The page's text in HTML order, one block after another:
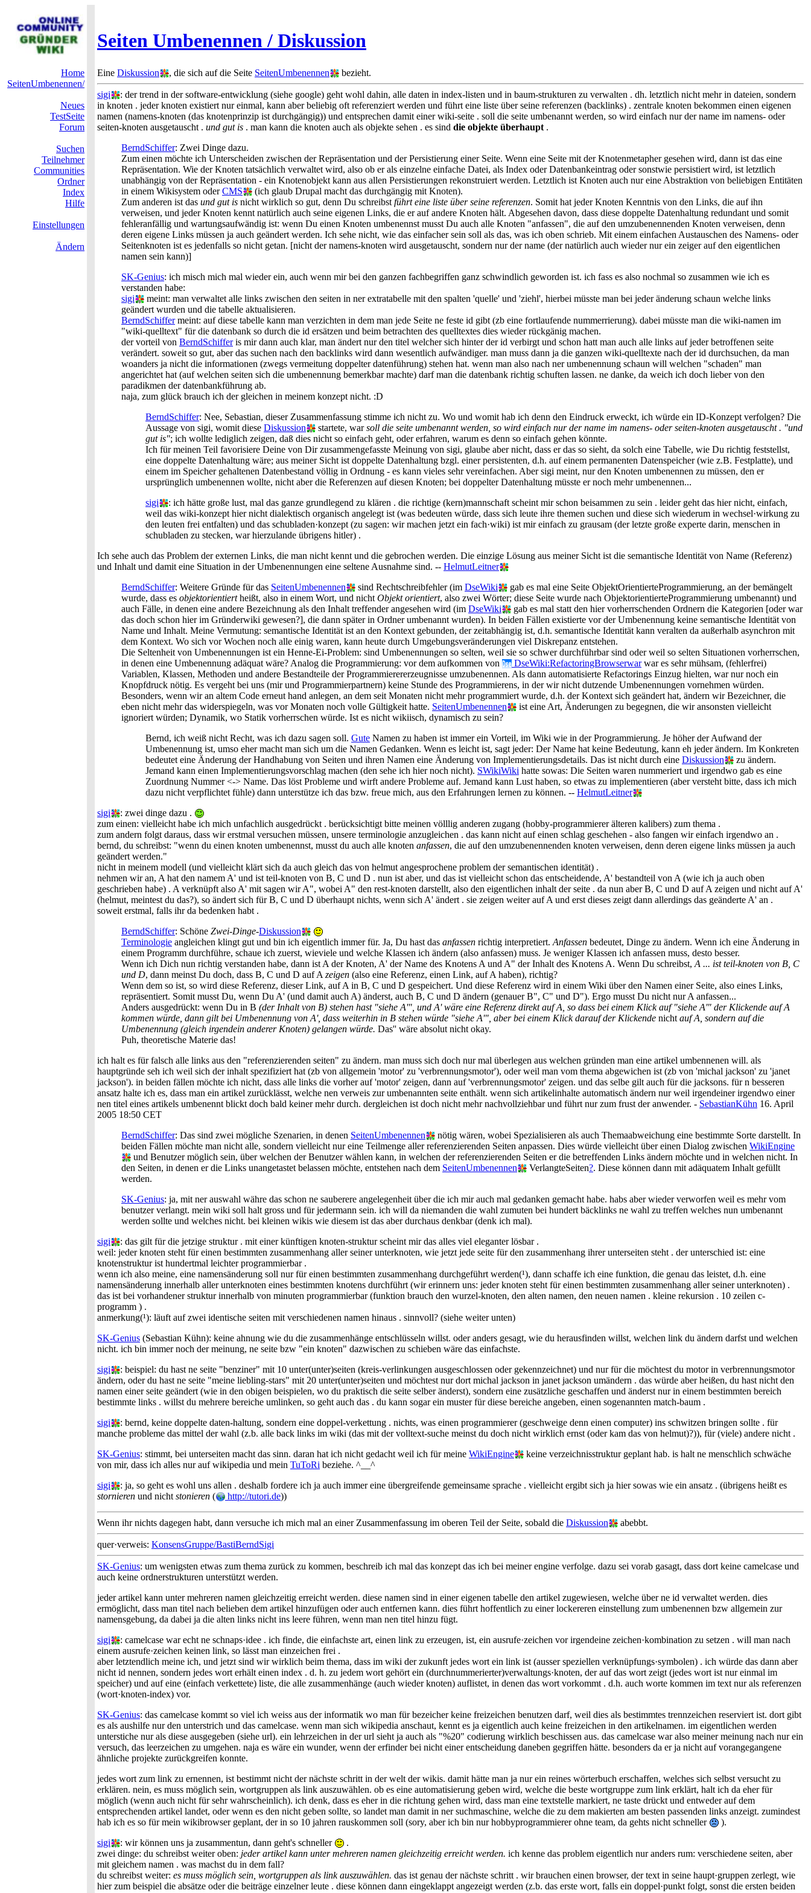
Seiten Umbenennen / Diskussion
Home
SeitenUmbenennen/
Neues
TestSeite
Forum
Suchen
Teilnehmer
Communities
Ordner
Index
Hilfe
Einstellungen
Ändern
Eine Diskussion , die sich auf die Seite SeitenUmbenennen bezieht.
sigi
: der trend in der software-entwicklung (siehe google) geht wohl dahin, alle daten in index-listen und in baum-strukturen zu verwalten . dh. letztlich nicht mehr in dateien, sondern
in knoten . jeder knoten existiert nur einmal, kann aber beliebig oft referenziert werden und führt eine liste über seine referenzen (backlinks) . zentrale knoten bekommen einen eigenen
namen (namens-knoten (das knotenprinzip ist durchgängig)) und entsprechen damit einer wiki-seite . soll die seite umbenannt werden, so wird einfach nur der name im namens- oder
seiten-knoten ausgetauscht . und gut is . man kann die knoten auch als objekte sehen . es sind die objekte überhaupt .
BerndSchiffer: Zwei Dinge dazu.
Zum einen möchte ich Unterscheiden zwischen der Repräsentation und der Persistierung einer Seite. Wenn eine Seite mit der Knotenmetapher gesehen wird, dann ist das eine
Repräsentation. Wie der Knoten tatsächlich verwaltet wird, also ob er als einzelne einfache Datei, als Index oder Datenbankeintrag oder sonstwie persistiert wird, ist letztlich
unabhängig von der Repräsentation - ein Knotenobjekt kann aus allen Persistierungen rekonstruiert werden. Letztlich ist Knoten auch nur eine Abstraktion von beliebigen Entitäten
in einem Wikisystem oderCMS
(ich glaub Drupal macht das durchgängig mit Knoten).
Zum anderen ist das und gut is nicht wirklich so gut, denn Du schreibst führt eine liste über seine referenzen. Somit hat jeder Knoten Kenntnis von den Links, die auf ihn
verweisen, und jeder Knoten kennt natürlich auch seine eigenen Links, die er auf andere Knoten hält. Abgesehen davon, dass diese doppelte Datenhaltung redundant und somit
fehleranfällig und wartungsaufwändig ist: wenn Du einen Knoten umbenennst musst Du auch alle Knoten "anfassen", die auf den umzubenennenden Knoten verweisen, denn
deren eigene Links müssen ja auch geändert werden. Ich sehe nicht, wie das einfacher sein soll als das, was ich oben schrieb. Mit einem einfachen Austauschen des Namens- oder
Seitenknoten ist es jedenfalls so nicht getan. [nicht der namens-knoten wird ausgetauscht, sondern nur der name (der natürlich auch wieder nur ein zeiger auf den eigentlichen
namen sein kann)]
SK-Genius: ich misch mich mal wieder ein, auch wenn mir bei den ganzen fachbegriffen ganz schwindlich geworden ist. ich fass es also nochmal so zusammen wie ich es
verstanden habe:
sigi
meint: man verwaltet alle links zwischen den seiten in ner extratabelle mit den spalten 'quelle' und 'ziehl', hierbei müsste man bei jeder änderung schaun welche links
geändert wurden und die tabelle aktualisieren.
BerndSchiffermeint: auf diese tabelle kann man verzichten in dem man jede Seite ne feste id gibt (zb eine fortlaufende nummerrierung). dabei müsste man die wiki-namen im
"wiki-quelltext" für die datenbank so durch die id ersätzen und beim betrachten des quelltextes dies wieder rückgänig machen.
der vorteil von BerndSchifferis mir dann auch klar, man ändert nur den titel welcher sich hinter der id verbirgt und schon hatt man auch alle links auf jeder betroffenen seite
verändert. soweit so gut, aber das suchen nach den backlinks wird dann wesentlich aufwändiger. man muss dann ja die ganzen wiki-quelltexte nach der id durchsuchen, da man
woanders ja nicht die informationen (zwegs vermeitung doppelter datenführung) stehen hat. wenn man also nach ner umbenennung schaun will welchen "schaden" man
angerichtet hat (auf welchen seiten sich die umbenennung bemerkbar machte) darf man die datenbank richtig schuften lassen. ne danke, da weich ich doch lieber von den
paradikmen der datenbankführung ab.
naja, zum glück brauch ich der gleichen in meinem konzept nicht. :D
BerndSchiffer: Nee, Sebastian, dieser Zusammenfassung stimme ich nicht zu. Wo und womit hab ich denn den Eindruck erweckt, ich würde ein ID-Konzept verfolgen? Die
Aussage von sigi, womit diese Diskussion startete, warsoll die seite umbenannt werden, so wird einfach nur der name im namens- oder seiten-knoten ausgetauscht . "und
gut is"; ich wollte lediglich zeigen, daß dies nicht so einfach geht, oder erfahren, warum es denn so einfach gehen könnte.
Ich für meinen Teil favorisiere Deine von Dir zusammengefasste Meinung von sigi, glaube aber nicht, dass er das so sieht, da solch eine Tabelle, wie Du richtig feststellst,
eine doppelte Datenhaltung wäre; aus meiner Sicht ist doppelte Datenhaltung bzgl. einer persistenten, d.h. auf einem permanenten Datenspeicher (wie z.B. Festplatte), und
einem im Speicher gehaltenen Datenbestand völlig in Ordnung - es kann vieles sehr vereinfachen. Aber sigi meint, nur den Knoten umbenennen zu müssen, den er
ursprünglich umbenennen wollte, nicht aber die Referenzen auf diesen Knoten; bei doppelter Datenhaltung müsste er noch mehr umbenennen...
sigi
: ich hätte große lust, mal das ganze grundlegend zu klären . die richtige (kern)mannschaft scheint mir schon beisammen zu sein . leider geht das hier nicht, einfach,
weil das wiki-konzept hier nicht dialektisch organisch angelegt ist (was bedeuten würde, dass sich leute ihre themen suchen und diese sich wiederum in wechsel·wirkung zu
den leuten frei entfalten) und das schubladen·konzept (zu sagen: wir machen jetzt ein fach·wiki) ist mir einfach zu grausam (der letzte große experte darin, menschen in
schubladen zu stecken, war hierzulande übrigens hitler) .
Ich sehe auch das Problem der externen Links, die man nicht kennt und die gebrochen werden. Die einzige Lösung aus meiner Sicht ist die semantische Identität von Name (Referenz)
und Inhalt und damit eine Situation in der Umbenennungen eine seltene Ausnahme sind. -- HelmutLeitner
BerndSchiffer: Weitere Gründe für das SeitenUmbenennen sind Rechtschreibfehler (im DseWiki
gab es mal eine Seite ObjektOrientierteProgrammierung, an der bemängelt
wurde, dass es objektorientiertheißt, also in einem Wort, und nicht Objekt orientiert, also zwei Wörter; diese Seite wurde nach ObjektorientierteProgrammierung umbenannt) und
auch Fälle, in denen eine andere Bezeichnung als den Inhalt treffender angesehen wird (im DseWiki
gab es mal statt den hier vorherrschenden Ordnern die Kategorien [oder war
das doch schon hier im Gründerwiki gewesen?], die dann später in Ordner umbenannt wurden). In beiden Fällen existierte vor der Umbenennung keine semantische Identität von
Name und Inhalt. Meine Vermutung: semantische Identität ist an den Kontext gebunden, der zeitabhängig ist, d.h. semantische Identität kann veralten da außerhalb asynchron mit
dem Kontext. Wo sich vor Wochen noch alle einig waren, kann heute durch Umgebungsveränderungen viel Diskrepanz entstehen.
Die Seltenheit von Umbenennungen ist ein Henne-Ei-Problem: sind Umbenennungen so selten, weil sie so schwer durchführbar sind oder weil so selten Situationen vorherrschen,
in denen eine Umbenennung adäquat wäre? Analog die Programmierung: vor dem aufkommen von
DseWiki:RefactoringBrowserwarwar es sehr mühsam, (fehlerfrei)
Variablen, Klassen, Methoden und andere Bestandteile der Programmierererzeugnisse umzubenennen. Als dann automatisierte Refactorings Einzug hielten, war nur noch ein
Knopfdruck nötig. Es vergeht bei uns (mir und Programmierpartnern) keine Stunde des Programmierens, in der wir nicht dutzende Umbenennungen vornehmen würden.
Besonders, wenn wir an altem Code erneut hand anlegen, an dem seit Monaten nicht mehr programmiert wurde, d.h. der Kontext sich geändert hat, ändern wir Bezeichner, die
eben nicht mehr das widerspiegeln, was vor Monaten noch volle Gültigkeit hatte. SeitenUmbenennen
ist eine Art, Änderungen zu begegnen, die wir ansonsten vielleicht
ignoriert würden; Dynamik, wo Statik vorherrschen würde. Ist es nicht wikiisch, dynamisch zu sein?
Bernd, ich weiß nicht Recht, was ich dazu sagen soll. Gute Namen zu haben ist immer ein Vorteil, im Wiki wie in der Programmierung. Je höher der Aufwand der
Umbenennung ist, umso eher macht man sich um die Namen Gedanken. Wenn es leicht ist, sagt jeder: Der Name hat keine Bedeutung, kann eh jeder ändern. Im Konkreten
bedeutet eine Änderung der Handhabung von Seiten und ihren Namen eine Änderung von Implementierungsdetails. Das ist nicht durch eine Diskussion
zu ändern.
Jemand kann einen Implementierungsvorschlag machen (den sehe ich hier noch nicht). SWikiWiki hatte sowas: Die Seiten waren nummeriert und irgendwo gab es eine
Zuordnung Nummer <-> Name. Das löst Probleme und wirft andere Probleme auf. Jemand kann Lust haben, so etwas zu implementieren (aber versteht bitte, dass ich mich
dazu nicht verpflichtet fühle) dann unterstütze ich das bzw. freue mich, aus den Erfahrungen lernen zu können. -- HelmutLeitner
sigi
: zwei dinge dazu .
zum einen: vielleicht habe ich mich unfachlich ausgedrückt . berücksichtigt bitte meinen völllig anderen zugang (hobby-programmierer älteren kalibers) zum thema .
zum andern folgt daraus, dass wir erstmal versuchen müssen, unsere terminologie anzugleichen . das kann nicht auf einen schlag geschehen - also fangen wir einfach irgendwo an .
bernd, du schreibst: "wenn du einen knoten umbenennst, musst du auch alle knoten anfassen, die auf den umzubenennenden knoten verweisen, denn deren eigene links müssen ja auch
geändert werden."
nicht in meinem modell (und vielleicht klärt sich da auch gleich das von helmut angesprochene problem der semantischen identität) .
nehmen wir an, A hat den namem A' und ist teil-knoten von B, C und D . nun ist aber, und das ist vielleicht schon das entscheidende, A' bestandteil von A (wie ich ja auch oben
geschrieben habe) . A verknüpft also A' mit sagen wir A", wobei A" den rest-knoten darstellt, also den eigentlichen inhalt der seite . da nun aber B, C und D auf A zeigen und nicht auf A'
(helmut, meintest du das?), so ändert sich für B, C und D überhaupt nichts, wenn sich A' ändert . sie zeigen weiter auf A und erst dieses zeigt dann allerdings das geänderte A' an .
soweit erstmal, falls ihr da bedenken habt .
BerndSchiffer: Schöne Zwei-Dinge-Diskussion
Terminologie angleichen klingt gut und bin ich eigentlich immer für. Ja, Du hast das anfassen richtig interpretiert. Anfassen bedeutet, Dinge zu ändern. Wenn ich eine Änderung in
einem Programm durchführe, schaue ich zuerst, wieviele und welche Klassen ich ändern (also anfassen) muss. Je weniger Klassen ich anfassen muss, desto besser.
Wenn ich Dich nun richtig verstanden habe, dann ist A der Knoten, A' der Name des Knotens A und A" der Inhalt des Knotens A. Wenn Du schreibst, A ... ist teil-knoten von B, C
und D, dann meinst Du doch, dass B, C und D auf A zeigen (also eine Referenz, einen Link, auf A haben), richtig?
Wenn dem so ist, so wird diese Referenz, dieser Link, auf A in B, C und D gespeichert. Und diese Referenz wird in einem Wiki über den Namen einer Seite, also eines Links,
repräsentiert. Somit musst Du, wenn Du A' (und damit auch A) änderst, auch B, C und D ändern (genauer B", C" und D"). Ergo musst Du nicht nur A anfassen...
Anders ausgedrückt: wenn Du in B (der Inhalt von B) stehen hast "siehe A'", und A' wäre eine Referenz direkt auf A, so dass bei einem Klick auf "siehe A'" der Klickende auf A
kommen würde, dann gilt bei Umbenennung von A', dass weiterhin in B stehen würde "siehe A'", aber bei einem Klick darauf der Klickende nicht auf A, sondern auf die
Umbenennung (gleich irgendein anderer Knoten) gelangen würde. Das'' wäre absolut nicht okay.
Puh, theoretische Materie das!
ich halt es für falsch alle links aus den "referenzierenden seiten" zu ändern. man muss sich doch nur mal überlegen aus welchen gründen man eine artikel umbennenen will. als
hauptgründe seh ich weil sich der inhalt spezifiziert hat (zb von allgemein 'motor' zu 'verbrennungsmotor'), oder weil man vom thema abgewichen ist (zb von 'michal jackson' zu 'janet
jackson'). in beiden fällen möchte ich nicht, dass alle links die vorher auf 'motor' zeigen, dann auf 'verbrennungsmotor' zeigen. und das selbe gilt auch für die jacksons. für n besseren
ansatz halte ich es, dass man ein artikel zurücklässt, welche nen verweis zur umbenannten seite enthält. wenn sich artikelinhalte automatisch ändern nur weil irgendeiner irgendwo einer
nen titel eines artikels umbenennt blickt doch bald keiner mehr durch. dergleichen ist doch nicht mehr nachvollziehbar und führt nur zum frust der anwender. - SebastianKühn 16. April
2005 18:50 CET
BerndSchiffer: Das sind zwei mögliche Szenarien, in denen SeitenUmbenennen
nötig wären, wobei Spezialisieren als auch Themaabweichung eine bestimmte Sorte darstellt. In
beiden Fällen möchte man nicht alle, sondern vielleicht nur eine Teilmenge aller referenzierenden Seiten anpassen. Dies würde vielleicht über einen Dialog zwischen WikiEngine
und Benutzer möglich sein, über welchen der Benutzer wählen kann, in welchen der referenzierenden Seiten er die betreffenden Links ändern möchte und in welchen nicht. In
den Seiten, in denen er die Links unangetastet belassen möchte, entstehen nach dem SeitenUmbenennen VerlangteSeiten?. Diese können dann mit adäquatem Inhalt gefüllt
werden.
SK-Genius: ja, mit ner auswahl währe das schon ne sauberere angelegenheit über die ich mir auch mal gedanken gemacht habe. habs aber wieder verworfen weil es mehr vom
benutzer verlangt. mein wiki soll halt gross und für jedermann sein. ich will da niemanden die wahl zumuten bei hundert bäcklinks ne wahl zu treffen welches nun umbenannt
werden sollte und welches nicht. bei kleinen wikis wie diesem ist das aber durchaus denkbar (denk ich mal).
sigi
: das gilt für die jetzige struktur . mit einer künftigen knoten-struktur scheint mir das alles viel eleganter lösbar .
weil: jeder knoten steht für einen bestimmten zusammenhang aller seiner unterknoten, wie jetzt jede seite für den zusammenhang ihrer unterseiten steht . der unterschied ist: eine
knotenstruktur ist hundertmal leichter programmierbar .
wenn ich also meine, eine namensänderung soll nur für einen bestimmten zusammenhang durchgeführt werden(¹), dann schaffe ich eine funktion, die genau das leistet, d.h. eine
namensänderung innerhalb aller unterknoten eines bestimmten knotens durchführt (wir erinnern uns: jeder knoten steht für einen bestimmten zusammenhang aller seiner unterknoten) .
das ist bei vorhandener struktur innerhalb von minuten programmierbar (funktion brauch den wurzel-knoten, den alten namen, den neuen namen . kleine rekursion . 10 zeilen c-
programm ) .
anmerkung(¹): läuft auf zwei identische seiten mit verschiedenen namen hinaus . sinnvoll? (siehe weiter unten)
SK-Genius (Sebastian Kühn): keine ahnung wie du die zusammenhänge entschlüsseln willst. oder anders gesagt, wie du herausfinden willst, welchen link du ändern darfst und welchen
nicht. ich bin immer noch der meinung, ne seite bzw "ein knoten" dazwischen zu schieben wäre das einfachste.
sigi
: beispiel: du hast ne seite "benziner" mit 10 unter(unter)seiten (kreis-verlinkungen ausgeschlossen oder gekennzeichnet) und nur für die möchtest du motor in verbrennungsmotor
ändern, oder du hast ne seite "meine liebling-stars" mit 20 unter(unter)seiten und möchtest nur dort michal jackson in janet jackson umändern . das würde aber heißen, du hast nicht den
namen einer seite geändert (wie in den obigen beispielen, wo du praktisch die seite selber änderst), sondern eine zusätzliche geschaffen und änderst nur in einem bestimmten bereich
bestimmte links . willst du mehrere bereiche umlinken, so geht auch das . du kann sogar ein muster für diese bereiche angeben, einen sogenannten match-baum .
sigi
: bernd, keine doppelte daten-haltung, sondern eine doppel-verkettung . nichts, was einen programmierer (geschweige denn einen computer) ins schwitzen bringen sollte . für
manche probleme das mittel der wahl (z.b. alle back links im wiki (das mit der volltext-suche meinst du doch nicht wirklich ernst (oder kam das von helmut)?)), für (viele) andere nicht .
SK-Genius: stimmt, bei unterseiten macht das sinn. daran hat ich nicht gedacht weil ich für meine WikiEngine
keine verzeichnisstruktur geplant hab. is halt ne menschlich schwäche
von mir, dass ich alles nur auf wikipedia und mein TuToRi beziehe. ^__^
sigi
: ja, so geht es wohl uns allen . deshalb fordere ich ja auch immer eine übergreifende gemeinsame sprache . vielleicht ergibt sich ja hier sowas wie ein ansatz . (übrigens heißt es
stornieren und nicht stonieren ( http://tutori.de))
Wenn ihr nichts dagegen habt, dann versuche ich mich mal an einer Zusammenfassung im oberen Teil der Seite, sobald die Diskussion abebbt.
quer·verweis: KonsensGruppe/BastiBerndSigi
SK-Genius: um wenigsten etwas zum thema zurück zu kommen, beschreib ich mal das konzept das ich bei meiner engine verfolge. dazu sei vorab gasagt, dass dort keine camelcase und
auch keine ordnerstrukturen unterstützt werden.
jeder artikel kann unter mehreren namen gleichzeitig erreicht werden. diese namen sind in einer eigenen tabelle den artikel zugewiesen, welche über ne id verwaltet werden. dies
ermöglicht, dass man titel nach belieben dem artikel hinzufügen oder auch entfernen kann. dies führt hoffentlich zu einer lockereren einstellung zum umbenennen bzw allgemein zur
namensgebung, da dabei ja die alten links nicht ins leere führen, wenn man nen titel hinzu fügt.
sigi
: camelcase war echt ne schnaps·idee . ich finde, die einfachste art, einen link zu erzeugen, ist, ein ausrufe·zeichen vor irgendeine zeichen·kombination zu setzen . will man nach
einem ausrufe·zeichen keinen link, so lässt man einzeichen frei .
aber letztendlich meine ich, und jetzt sind wir wirklich beim thema, dass im wiki der zukunft jedes wort ein link ist (ausser speziellen verknüpfungs·symbolen) . ich würde das dann aber
nicht id nennen, sondern jedes wort erhält einen index . d. h. zu jedem wort gehört ein (durchnummerierter)verwaltungs·knoten, der auf das wort zeigt (jedes wort ist nur einmal im
speicher) und auf eine (einfach verkettete) liste, die alle zusammenhänge (auch wieder knoten) auflistet, in denen das wort vorkommt . d.h. auch worte kommen im text nur als referenzen
(wort·knoten-index) vor.
SK-Genius: das camelcase kommt so viel ich weiss aus der informatik wo man für bezeicher keine freizeichen benutzen darf, weil dies als bestimmtes trennzeichen reserviert ist. dort gibt
es als aushilfe nur den unterstrich und das camelcase. wenn man sich wikipedia anschaut, kennt es ja eigentlich auch keine freizeichen in den artikelnamen. im eigentlichen werden
unterstiche nur als diese ausgegeben (siehe url). ein lehrzeichen in der url sieht ja auch als "%20" codierung wirklich beschissen aus. das camelcase war also meiner meinung nach nur ein
versuch, das leerzeichen zu umgehen. naja es wäre ein wunder, wenn der erfinder bei nicht einer entscheidung daneben gegriffen hätte. besonders da er ja nicht auf vorangegangene
ähnliche projekte zurückgreifen konnte.
jedes wort zum link zu ernennen, ist bestimmt nicht der nächste schritt in der welt der wikis. damit hätte man ja nur ein reines wörterbuch erschaffen, welches sich selbst versucht zu
erklären. nein, es muss möglich sein, wortgruppen als link auszuwählen. ob es eine automatisierung geben wird, welche die beste wortgruppe zum link erklärt, halt ich da eher für
möglich (wenn auch nicht für sehr wahrscheinlich). ich denk, dass es eher in die richtung gehen wird, dass man eine textstelle markiert, ne taste drückt und entweder auf dem
entsprechenden artikel landet, oder wenn es den nicht geben sollte, so landet man damit in ner suchmaschine, welche die zu dem makierten am besten passenden links anzeigt. zumindest
hab ich es so für mein wikibrowser geplant, der in so 10 jahren rauskommen soll (sory, aber ich bin nur hobbyprogrammierer ohne team, da gehts nicht schneller
).
sigi
: wir können uns ja zusammentun, dann geht's schneller
.
zwei dinge: du schreibst weiter oben: jeder artikel kann unter mehreren namen gleichzeitig erreicht werden. ich kenne das problem eigentlich nur anders rum: verschiedene seiten, aber
mit gleichem namen . was machst du in dem fall?
du schreibst weiter: es muss möglich sein, wortgruppen als link auszuwählen. das ist genau der nächste schritt . wir brauchen einen browser, der text in seine haupt·gruppen zerlegt, wie
hier zum beispiel die absätze oder die beiträge einzelner leute . diese können dann eingeklappt angezeigt werden (z.b. das erste wort, falls ein doppel·punkt folgt, sonst die ersten beiden